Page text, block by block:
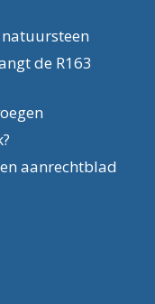
de R163
aanrechtblad